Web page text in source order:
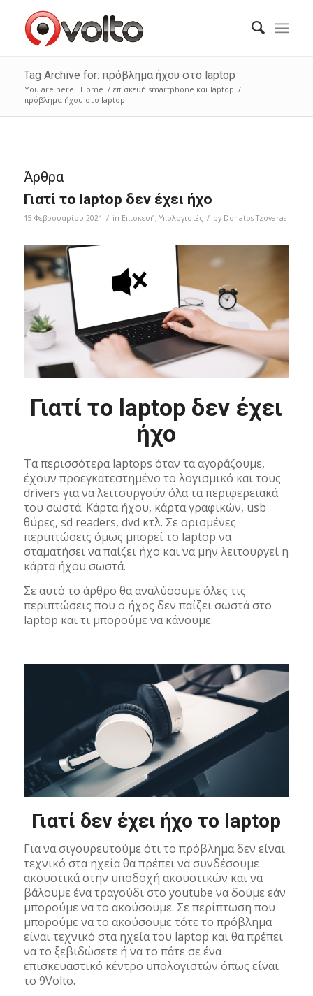
Tag Archive for: πρόβλημα ήχου στο laptop
You are here: Home / επισκευή smartphone και laptop /
πρόβλημα ήχου στο laptop
Άρθρα
Γιατί το laptop δεν έχει ήχο
15 Φεβρουαρίου 2021 / in Επισκευή, Υπολογιστές / by Donatos Tzovaras
Γιατί το laptop δεν έχει
ήχο
Τα περισσότερα laptops όταν τα αγοράζουμε,
έχουν προεγκατεστημένο το λογισμικό και τους
drivers για να λειτουργούν όλα τα περιφερειακά
του σωστά. Κάρτα ήχου, κάρτα γραφικών, usb
θύρες, sd readers, dvd κτλ. Σε ορισμένες
περιπτώσεις όμως μπορεί το laptop να
σταματήσει να παίζει ήχο και να μην λειτουργεί η
κάρτα ήχου σωστά.
Σε αυτό το άρθρο θα αναλύσουμε όλες τις
περιπτώσεις που ο ήχος δεν παίζει σωστά στο
laptop και τι μπορούμε να κάνουμε.
Γιατί δεν έχει ήχο το laptop
Για να σιγουρευτούμε ότι το πρόβλημα δεν είναι
τεχνικό στα ηχεία θα πρέπει να συνδέσουμε
ακουστικά στην υποδοχή ακουστικών και να
βάλουμε ένα τραγούδι στο youtube να δούμε εάν
μπορούμε να το ακούσουμε. Σε περίπτωση που
μπορούμε να το ακούσουμε τότε το πρόβλημα
είναι τεχνικό στα ηχεία του laptop και θα πρέπει
να το ξεβιδώσετε ή να το πάτε σε ένα
επισκευαστικό κέντρο υπολογιστών όπως είναι
το 9Volto.